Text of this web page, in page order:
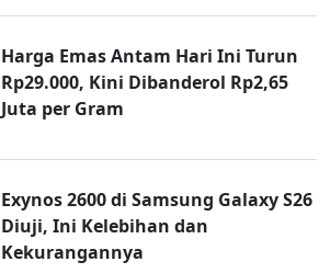
Harga Emas Antam Hari Ini Turun
Rp29.000, Kini Dibanderol Rp2,65
Juta per Gram
Exynos 2600 di Samsung Galaxy S26
Diuji, Ini Kelebihan dan
Kekurangannya